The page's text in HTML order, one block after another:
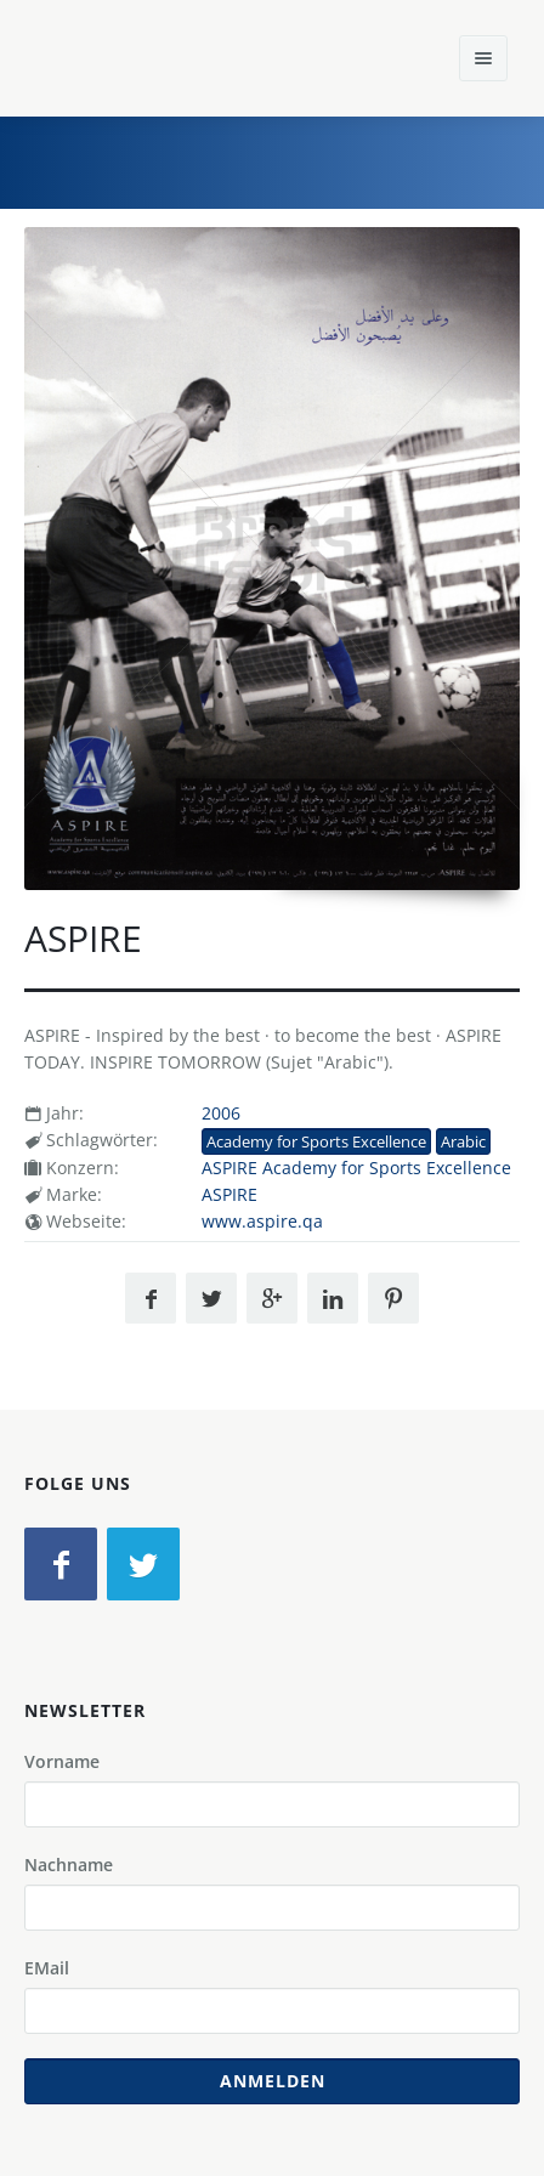
Home
Einst und Heute
Konzerne
ASPIRE
ASPIRE - Inspired by the best · to become the best · ASPIRE
TODAY. INSPIRE TOMORROW (Sujet "Arabic").
Jahr:
2006
Schlagwörter:
Academy for Sports Excellence Arabic
Konzern:
ASPIRE Academy for Sports Excellence
Marke:
ASPIRE
Webseite:
www.aspire.qa
FOLGE UNS
NEWSLETTER
Vorname
Nachname
EMail
ANMELDEN